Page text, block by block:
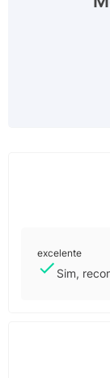
excelente
Sim,